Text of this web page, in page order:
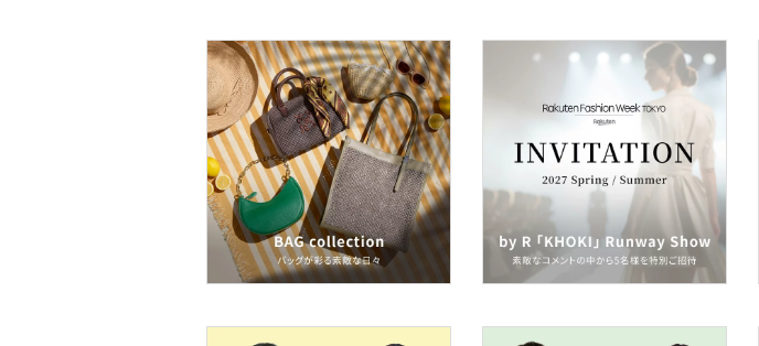
インテリア・生活雑貨
スマホグッズ・オーディ
オ機器
スポーツ・アウトドア用
品
文房具
ペット用品